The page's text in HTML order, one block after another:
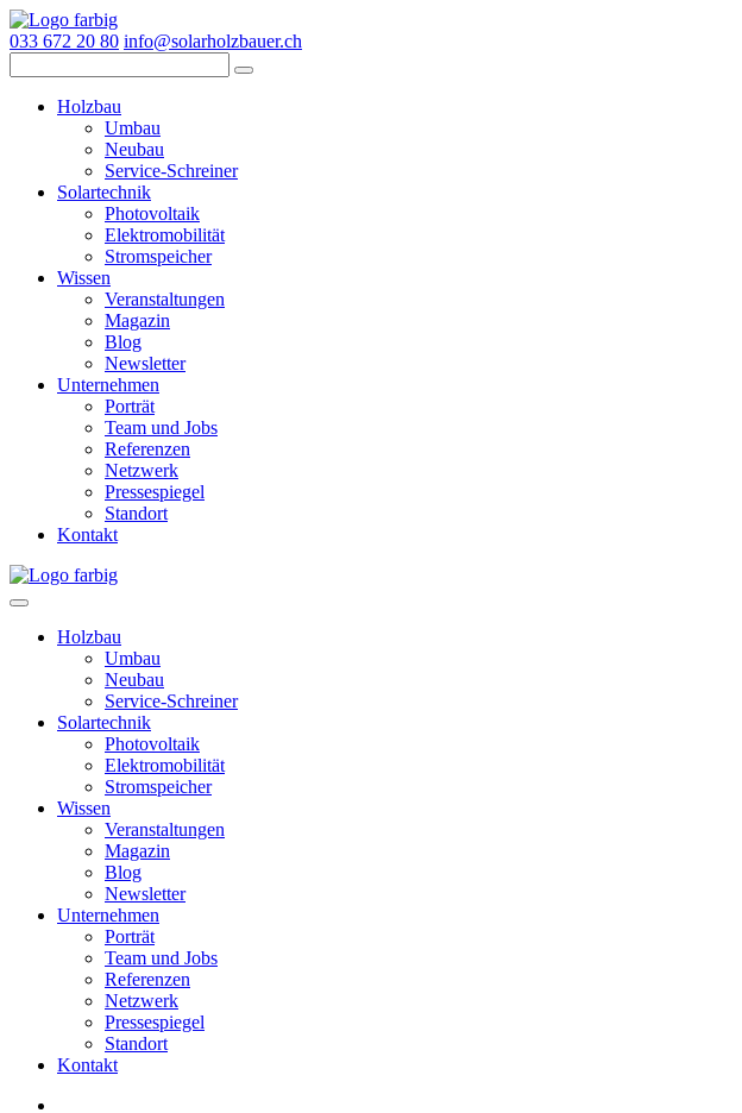
033 672 20 80 info@solarholzbauer.ch
Holzbau
Umbau
Neubau
Service-Schreiner
Solartechnik
Photovoltaik
Elektromobilität
Stromspeicher
Wissen
Veranstaltungen
Magazin
Blog
Newsletter
Unternehmen
Porträt
Team und Jobs
Referenzen
Netzwerk
Pressespiegel
Standort
Kontakt
Holzbau
Umbau
Neubau
Service-Schreiner
Solartechnik
Photovoltaik
Elektromobilität
Stromspeicher
Wissen
Veranstaltungen
Magazin
Blog
Newsletter
Unternehmen
Porträt
Team und Jobs
Referenzen
Netzwerk
Pressespiegel
Standort
Kontakt